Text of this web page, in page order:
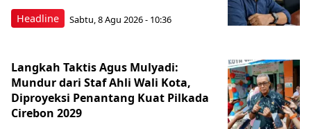
Headline Sabtu, 8 Agu 2026 - 10:36
Langkah Taktis Agus Mulyadi:
Mundur dari Staf Ahli Wali Kota,
Diproyeksi Penantang Kuat Pilkada
Cirebon 2029